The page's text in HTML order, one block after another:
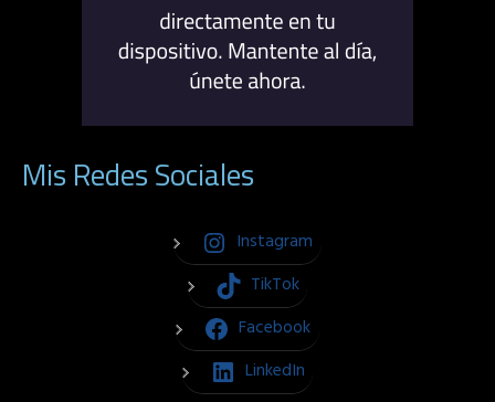
Mis Redes Sociales
Instagram
TikTok
Facebook
LinkedIn